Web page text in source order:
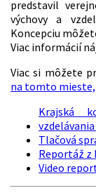
predstavil
výchovy a
Koncepciu
Viac informácií
Viac si môžete
na tomto mieste,
Krajská
Tlačová
Reportáž z
Video